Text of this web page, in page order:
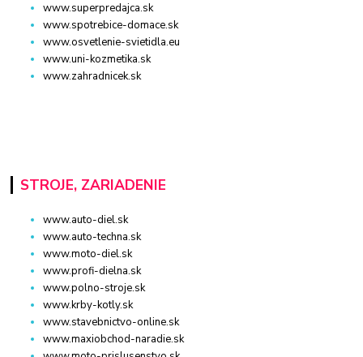
www.superpredajca.sk
www.spotrebice-domace.sk
www.osvetlenie-svietidla.eu
www.uni-kozmetika.sk
www.zahradnicek.sk
STROJE, ZARIADENIE
www.auto-diel.sk
www.auto-techna.sk
www.moto-diel.sk
www.profi-dielna.sk
www.polno-stroje.sk
www.krby-kotly.sk
www.stavebnictvo-online.sk
www.maxiobchod-naradie.sk